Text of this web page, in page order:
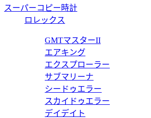
ッキングG バックル付き ベルト
ト付き リバーシブル スリム ベルト
スーパーコピー時計
ロレックス
GMTマスターII
エアキング
エクスプローラー
サブマリーナ
シードゥエラー
スカイドゥエラー
デイデイト